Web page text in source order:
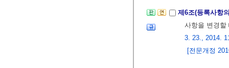
제6조(등록사항
사항을 변경
3. 23., 2014.
[전문개정